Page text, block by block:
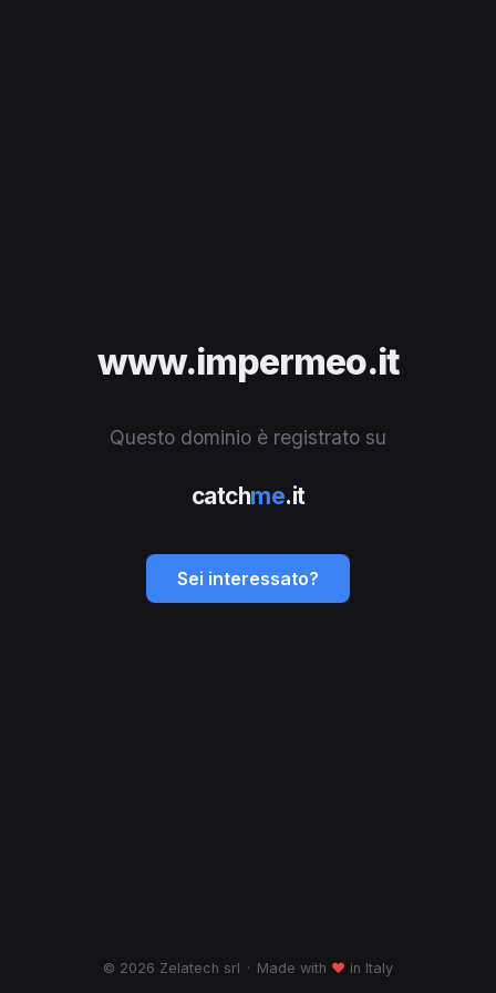
www.impermeo.it
Questo dominio è registrato su
catchme.it
Sei interessato?
© 2026 Zelatech srl · Made with ♥ in Italy